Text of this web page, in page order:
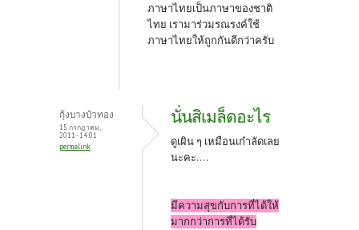
ภาษาไทยเป็นภาษาของชาติ
ไทย เรามาร่วมรณรงค์ใช้
ภาษาไทยให้ถูกกันดีกว่าครับ
กุ้งบางบัวทอง
15 กรกฎาคม,
2011 - 14:01
permalink
นั่นสิเมล็ดอะไร
ดูเผิน ๆ เหมือนเก๋าลัดเลย
นะคะ....
มีความสุขกับการที่ได้ให้
มากกว่าการที่ได้รับ